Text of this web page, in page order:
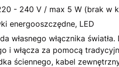
- 240 V / max 5 W (brak w
energooszczędne, LED
własnego włącznika
i włącza za pomocą
ściennego, kabel